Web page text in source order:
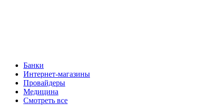
Банки
Интернет-магазины
Провайдеры
Медицина
Смотреть все